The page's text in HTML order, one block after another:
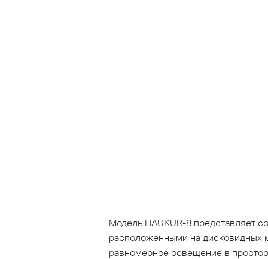
Модель HAUKUR-8 представляет
расположенными на дисковидных
равномерное освещение в